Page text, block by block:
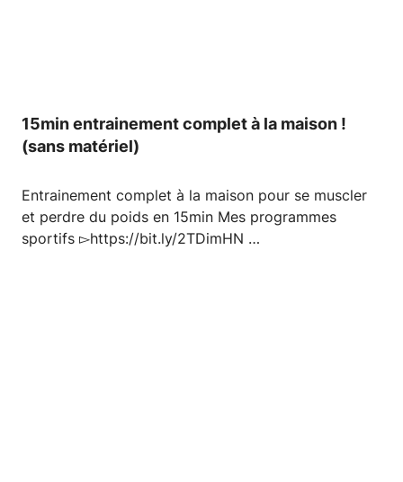
15min entrainement complet à la maison !
(sans matériel)
Entrainement complet à la maison pour se muscler
et perdre du poids en 15min Mes programmes
sportifs ▻https://bit.ly/2TDimHN …